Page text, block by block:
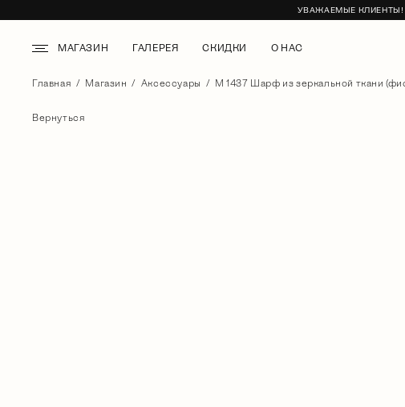
УВАЖАЕМЫЕ КЛИЕНТЫ!
МАГАЗИН ГАЛЕРЕЯ СКИДКИ О НАС
Главная Магазин Аксессуары М 1437 Шарф из зеркальной ткани
Вернуться